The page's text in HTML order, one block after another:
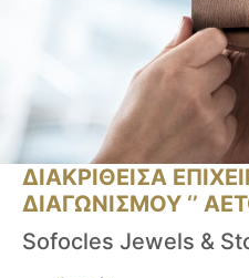
ΔΙΑΚΡΙΘΕΙΣΑ
ΔΙΑΓΩΝΙΣΜΟΥ ‘’
Sofocles Jewels &